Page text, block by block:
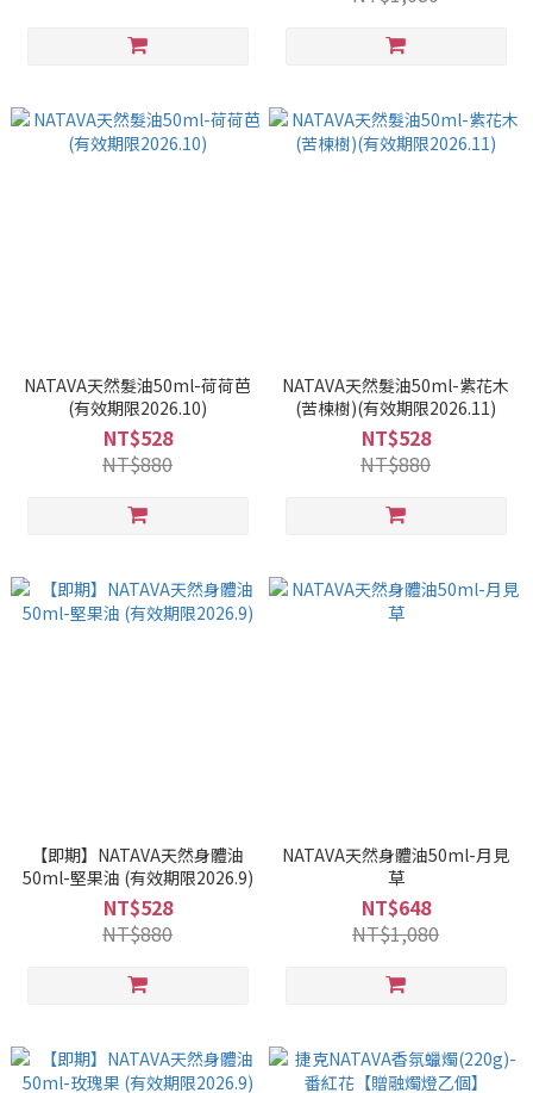
NATAVA天然髮油50ml-荷荷芭
(有效期限2026.10)
NT$528
NT$880
NATAVA天然髮油50ml-紫花木
(苦楝樹)(有效期限2026.11)
NT$528
NT$880
【即期】NATAVA天然身體油
50ml-堅果油 (有效期限2026.9)
NT$528
NT$880
NATAVA天然身體油50ml-月見
草
NT$648
NT$1,080